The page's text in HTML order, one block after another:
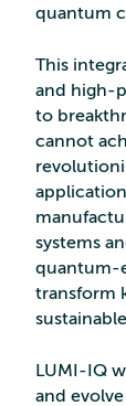
quantum
This
and high-
to
cannot
systems
quantum-
transform
LUMI-IQ
and